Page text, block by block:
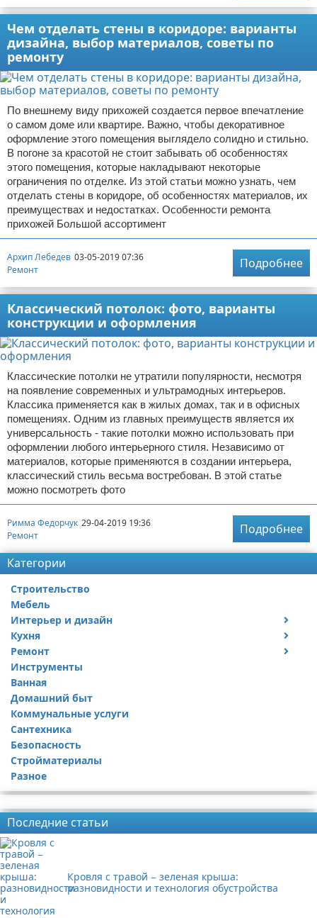
Чем отделать стены в коридоре: варианты
дизайна, выбор материалов, советы по
ремонту
По внешнему виду прихожей создается первое впечатление
о самом доме или квартире. Важно, чтобы декоративное
оформление этого помещения выглядело солидно и стильно.
В погоне за красотой не стоит забывать об особенностях
этого помещения, которые накладывают некоторые
ограничения по отделке. Из этой статьи можно узнать, чем
отделать стены в коридоре, об особенностях материалов, их
преимуществах и недостатках. Особенности ремонта
прихожей Большой ассортимент
Архип Лебедев 03-05-2019 07:36
Ремонт
Подробнее
Классический потолок: фото, варианты
конструкции и оформления
Классические потолки не утратили популярности, несмотря
на появление современных и ультрамодных интерьеров.
Классика применяется как в жилых домах, так и в офисных
помещениях. Одним из главных преимуществ является их
универсальность - такие потолки можно использовать при
оформлении любого интерьерного стиля. Независимо от
материалов, которые применяются в создании интерьера,
классический стиль весьма востребован. В этой статье
можно посмотреть фото
Римма Федорчук 29-04-2019 19:36
Ремонт
Подробнее
Категории
Строительство
Мебель
Интерьер и дизайн
Дизайн дачи
Дизайн квартиры
Кухня
Посуда
Ремонт
Ремонт дачи
Ремонт квартиры
Инструменты
Ванная
Домашний быт
Коммунальные услуги
Сантехника
Безопасность
Стройматериалы
Разное
Последние статьи
Кровля с травой − зеленая крыша:
разновидности и технология обустройства